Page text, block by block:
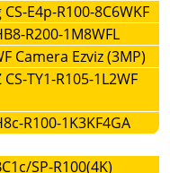
E4p-R100-8C6WKF
R200-1M8WFL
Camera Ezviz (3MP)
TY1-R105-1L2WF
R100-1K3KF4GA
SP-R100(4K)